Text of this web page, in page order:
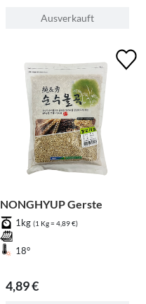
Ausverkauft
NONGHYUP Gerste
1kg (1 Kg = 4,89 €)
18°
4,89 €